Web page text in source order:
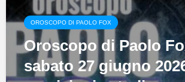
OROSCOPO DI PAOLO FOX
Oroscopo di Paolo
sabato 27 giugno